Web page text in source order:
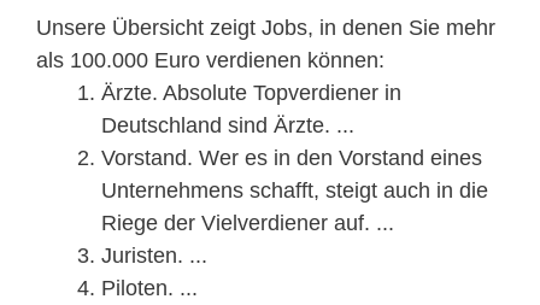
Unsere Übersicht zeigt Jobs, in denen Sie mehr
als 100.000 Euro verdienen können:
Ärzte. Absolute Topverdiener in
Deutschland sind Ärzte. ...
Vorstand. Wer es in den Vorstand eines
Unternehmens schafft, steigt auch in die
Riege der Vielverdiener auf. ...
Juristen. ...
Piloten. ...